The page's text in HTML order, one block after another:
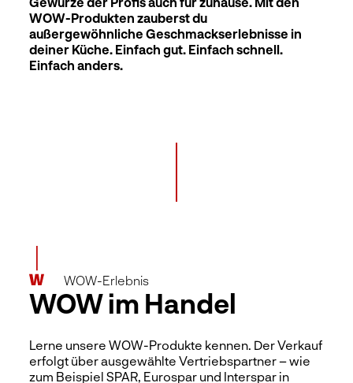
WOW-Produkten zauberst du
außergewöhnliche Geschmackserlebnisse in
deiner Küche. Einfach gut. Einfach schnell.
Einfach anders.
WOW-Erlebnis
WOW im Handel
Lerne unsere WOW-Produkte kennen. Der Verkauf
erfolgt über ausgewählte Vertriebspartner – wie
zum Beispiel SPAR, Eurospar und Interspar in